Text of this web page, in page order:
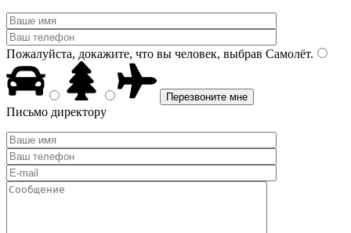
Пожалуйста, докажите, что вы человек, выбрав Самолёт.
Письмо директору